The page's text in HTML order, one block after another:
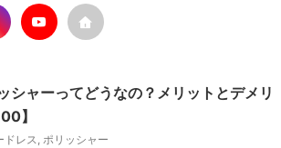
シャーってどうなの？メリットとデメリ
】
ドレス, ポリッシャー